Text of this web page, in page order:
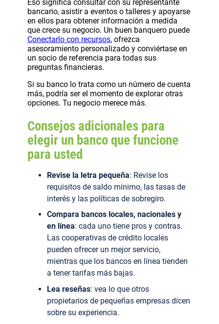
Eso significa consultar con su representante
bancario, asistir a eventos o talleres y apoyarse
en ellos para obtener información a medida
que crece su negocio. Un buen banquero puede
Conectarlo con recursos, ofrezca
asesoramiento personalizado y conviértase en
un socio de referencia para todas sus
preguntas financieras.
Si su banco lo trata como un número de cuenta
más, podría ser el momento de explorar otras
opciones. Tu negocio merece más.
Consejos adicionales para
elegir un banco que funcione
para usted
Revise la letra pequeña: Revise los
requisitos de saldo mínimo, las tasas de
interés y las políticas de sobregiro.
Compara bancos locales, nacionales y
en línea: cada uno tiene pros y contras.
Las cooperativas de crédito locales
pueden ofrecer un mejor servicio,
mientras que los bancos en línea tienden
a tener tarifas más bajas.
Lea reseñas: vea lo que otros
propietarios de pequeñas empresas dicen
sobre su experiencia.